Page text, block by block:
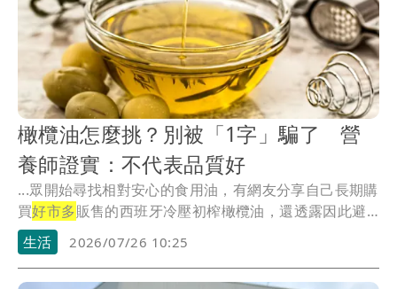
橄欖油怎麼挑？別被「1字」騙了 營
養師證實：不代表品質好
...眾開始尋找相對安心的食用油，有網友分享自己長期購
買好市多販售的西班牙冷壓初榨橄欖油，還透露因此避
過2...
生活 2026/07/26 10:25